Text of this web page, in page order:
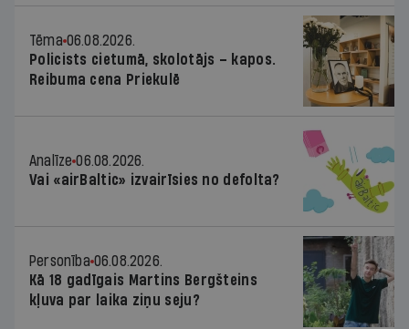
Tēma 06.08.2026.
Policists cietumā, skolotājs – kapos.
Reibuma cena Priekulē
Analīze 06.08.2026.
Vai «airBaltic» izvairīsies no defolta?
Personība 06.08.2026.
Kā 18 gadīgais Martins Bergšteins
kļuva par laika ziņu seju?